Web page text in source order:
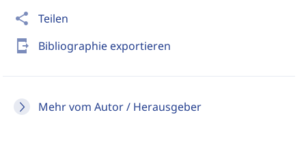
share Teilen
send_to_mobile Bibliographie exportieren
Mehr vom Autor / Herausgeber